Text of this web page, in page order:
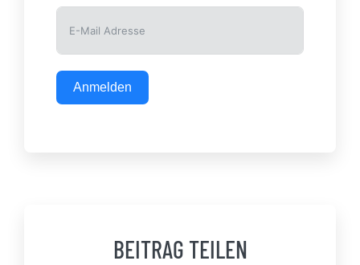
Anmelden
BEITRAG TEILEN